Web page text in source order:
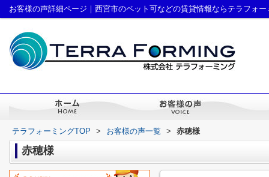
お客様の声詳細ページ｜西宮市のペット可などの賃貸情報ならテラフォー
テラフォーミングTOP > お客様の声一覧 > 赤穂様
赤穂様